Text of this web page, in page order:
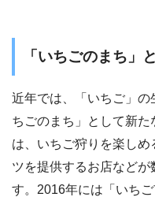
「いちごのまち」
近年では、「いちご」
ちごのまち」として新
は、いちご狩りを楽し
ツを提供するお店など
す。2016年には「いち